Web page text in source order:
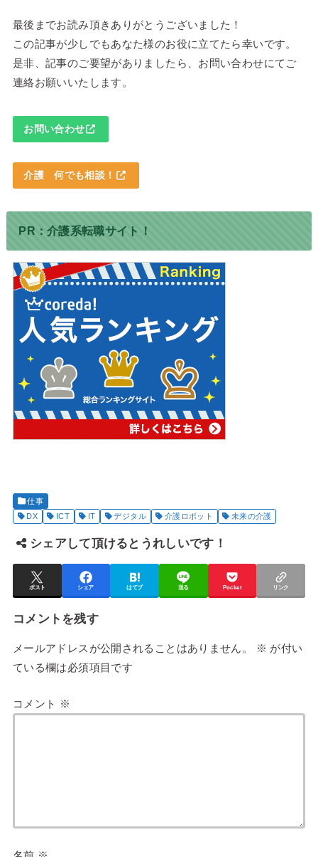
最後までお読み頂きありがとうございました！
この記事が少しでもあなた様のお役に立てたら幸いです。
是非、記事のご要望がありましたら、お問い合わせにてご
連絡お願いいたします。
お問い合わせ
介護 何でも相談！
PR：介護系転職サイト！
仕事
DX
ICT IT デジタル 介護ロボット 未来の介護
シェアして頂けるとうれしいです！
ポスト シェア はてブ 送る Pocket リンク
コメントを残す
メールアドレスが公開されることはありません。 ※ が付い
ている欄は必須項目です
コメント ※